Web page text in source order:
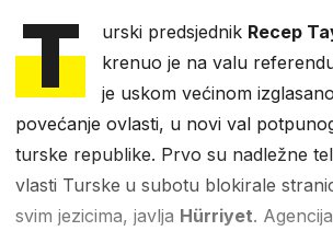
T urski predsjednik Recep
krenuo je na valu
je uskom većinom
povećanje ovlasti, u novi val
turske republike. Prvo su nadležne
vlasti Turske u subotu blokirale
svim jezicima, javlja Hürriyet.